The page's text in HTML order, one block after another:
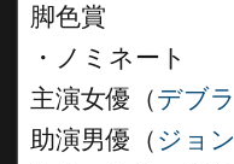
脚色賞
・ノミネート
主演女優（デブ
助演男優（ ジョ